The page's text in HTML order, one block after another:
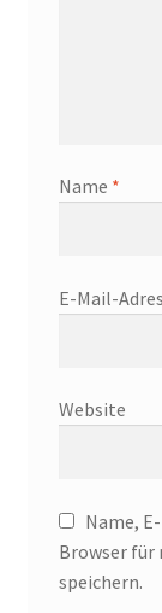
Name *
E-Mail-
Website
Name,
Browser für
speichern.